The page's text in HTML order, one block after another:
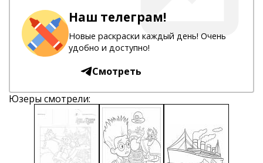
Наш телеграм!
Новые раскраски каждый день! Очень
удобно и доступно!
Смотреть
Юзеры смотрели: